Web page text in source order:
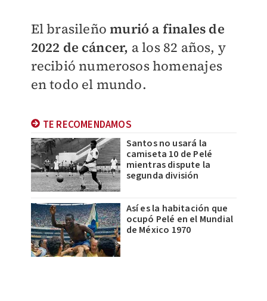
El brasileñomurió a finales de
2022 de cáncer, a los 82 años, y
recibió numerosos homenajes
en todo el mundo.
TE RECOMENDAMOS
Santos no usará la
camiseta 10 de Pelé
mientras dispute la
segunda división
Así es la habitación que
ocupó Pelé en el Mundial
de México 1970